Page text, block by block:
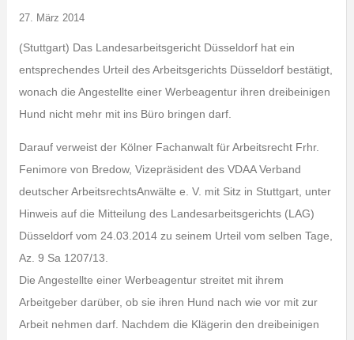
27. März 2014
(Stuttgart) Das Landesarbeitsgericht Düsseldorf hat ein
entsprechendes Urteil des Arbeitsgerichts Düsseldorf bestätigt,
wonach die Angestellte einer Werbeagentur ihren dreibeinigen
Hund nicht mehr mit ins Büro bringen darf.
Darauf verweist der Kölner Fachanwalt für Arbeitsrecht Frhr.
Fenimore von Bredow, Vizepräsident des VDAA Verband
deutscher ArbeitsrechtsAnwälte e. V. mit Sitz in Stuttgart, unter
Hinweis auf die Mitteilung des Landesarbeitsgerichts (LAG)
Düsseldorf vom 24.03.2014 zu seinem Urteil vom selben Tage,
Az. 9 Sa 1207/13.
Die Angestellte einer Werbeagentur streitet mit ihrem
Arbeitgeber darüber, ob sie ihren Hund nach wie vor mit zur
Arbeit nehmen darf. Nachdem die Klägerin den dreibeinigen